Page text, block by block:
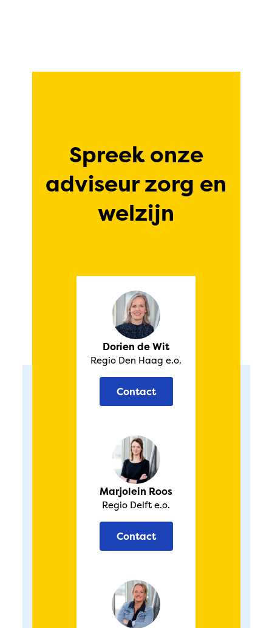
Spreek onze
adviseur zorg en
welzijn
Dorien de Wit
Regio Den Haag e.o.
Contact
Marjolein Roos
Regio Delft e.o.
Contact